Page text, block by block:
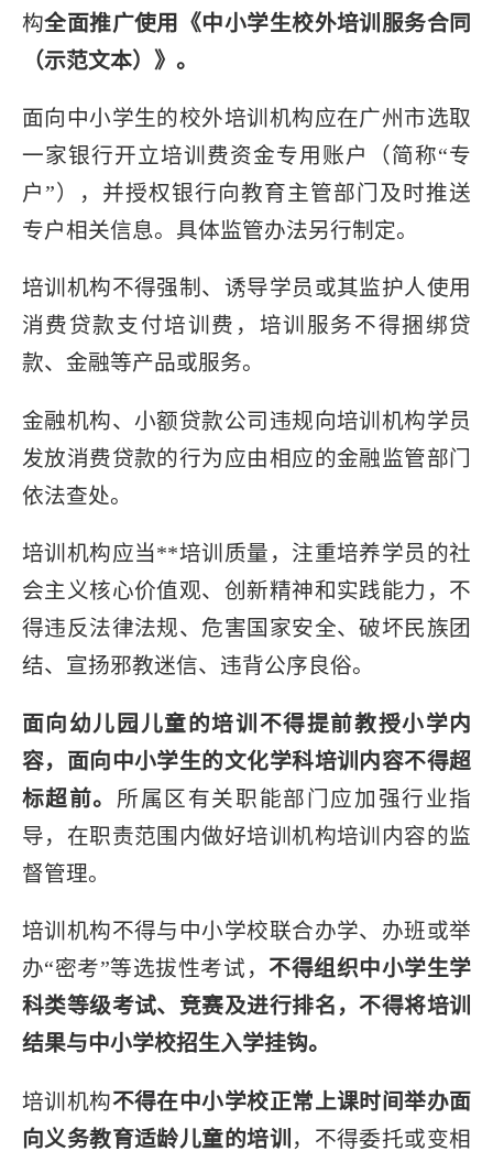
构全面推广使用《中小学生校外培训服务合同
（示范文本）》。
面向中小学生的校外培训机构应在广州市选取
一家银行开立培训费资金专用账户（简称“专
户”），并授权银行向教育主管部门及时推送
专户相关信息。具体监管办法另行制定。
培训机构不得强制、诱导学员或其监护人使用
消费贷款支付培训费，培训服务不得捆绑贷
款、金融等产品或服务。
金融机构、小额贷款公司违规向培训机构学员
发放消费贷款的行为应由相应的金融监管部门
依法查处。
培训机构应当**培训质量，注重培养学员的社
会主义核心价值观、创新精神和实践能力，不
得违反法律法规、危害国家安全、破坏民族团
结、宣扬邪教迷信、违背公序良俗。
面向幼儿园儿童的培训不得提前教授小学内
容，面向中小学生的文化学科培训内容不得超
标超前。 所属区有关职能部门应加强行业指
导，在职责范围内做好培训机构培训内容的监
督管理。
培训机构不得与中小学校联合办学、办班或举
办“密考”等选拔性考试，不得组织中小学生学
科类等级考试、竞赛及进行排名，不得将培训
结果与中小学校招生入学挂钩。
培训机构不得在中小学校正常上课时间举办面
向义务教育适龄儿童的培训 ，不得委托或变相